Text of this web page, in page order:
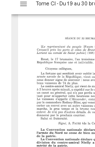
s
Tome CI - Du 19 au 30